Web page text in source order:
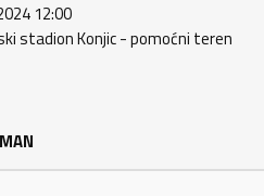
12:00
stadion Konjic - pomoćni teren